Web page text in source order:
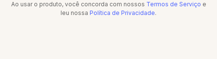
Ao usar o produto, você concorda com nossos Termos de Serviço e
leu nossa Política de Privacidade.